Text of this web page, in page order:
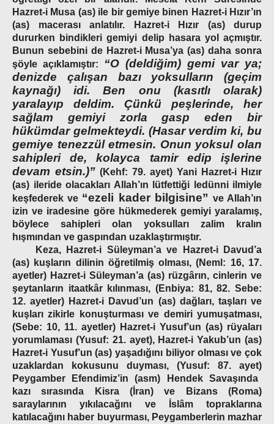
Hazret-i Musa (as) ile bir gemiye binen Hazret-i Hızır’ın
(as) macerası anlatılır. Hazret-i Hızır (as) durup
dururken bindikleri gemiyi delip hasara yol açmıştır.
Bunun sebebini de Hazret-i Musa’ya (as) daha sonra
şöyle açıklamıştır:
“O (deldiğim) gemi var ya;
denizde çalışan bazı yoksulların (geçim
kaynağı) idi. Ben onu (kasıtlı olarak)
yaralayıp deldim. Çünkü peşlerinde, her
sağlam gemiyi zorla gasp eden bir
hükümdar gelmekteydi. (Hasar verdim ki, bu
gemiye tenezzül etmesin. Onun yoksul olan
sahipleri de, kolayca tamir edip işlerine
devam etsin.)” (Kehf: 79. ayet) Yani Hazret-i Hızır
(as) ileride olacakları Allah’ın lütfettiği ledünni ilmiyle
keşfederek ve “ezeli kader bilgisine” ve Allah’ın
izin ve iradesine göre hükmederek gemiyi yaralamış,
böylece sahipleri olan yoksulları zalim kralın
hışmından ve gaspından uzaklaştırmıştır.
Keza, Hazret-i Süleyman’a ve Hazret-i Davud’a
(as) kuşların dilinin öğretilmiş olması,(Neml: 16, 17.
ayetler) Hazret-i Süleyman’a (as) rüzgârın, cinlerin ve
şeytanların itaatkâr kılınması, (Enbiya: 81, 82. Sebe:
12. ayetler) Hazret-i Davud’un (as) dağları, taşları ve
kuşları zikirle konuşturması ve demiri yumuşatması,
(Sebe: 10, 11. ayetler) Hazret-i Yusuf’un (as) rüyaları
yorumlaması (Yusuf: 21. ayet),Hazret-i Yakub’un (as)
Hazret-i Yusuf’un (as) yaşadığını biliyor olması ve çok
uzaklardan kokusunu duyması, (Yusuf: 87. ayet)
Peygamber Efendimiz’in (asm) Hendek Savaşında
kazı sırasında Kisra (İran) ve Bizans (Roma)
saraylarının yıkılacağını ve İslâm topraklarına
katılacağını haber buyurması, Peygamberlerin mazhar